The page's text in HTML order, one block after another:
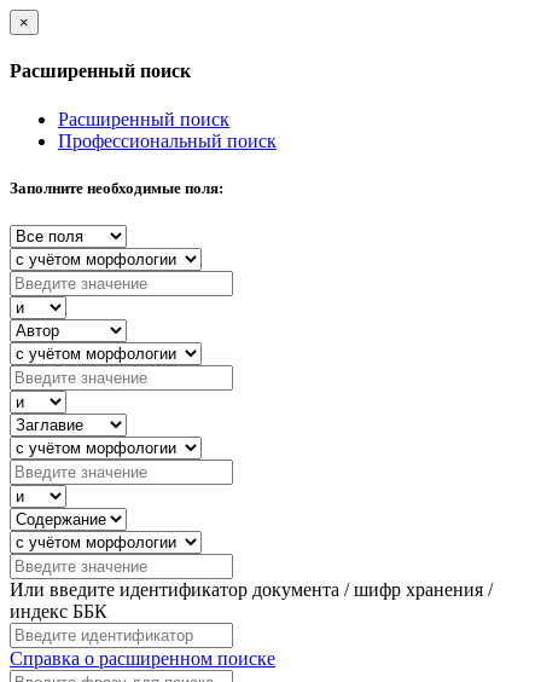
×
Расширенный поиск
Расширенный поиск
Профессиональный поиск
Заполните необходимые поля:
Или введите идентификатор документа / шифр хранения /
индекс ББК
Справка о расширенном поиске